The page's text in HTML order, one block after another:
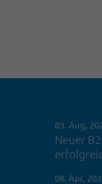
03. Aug,
Neuer
08. Apr,